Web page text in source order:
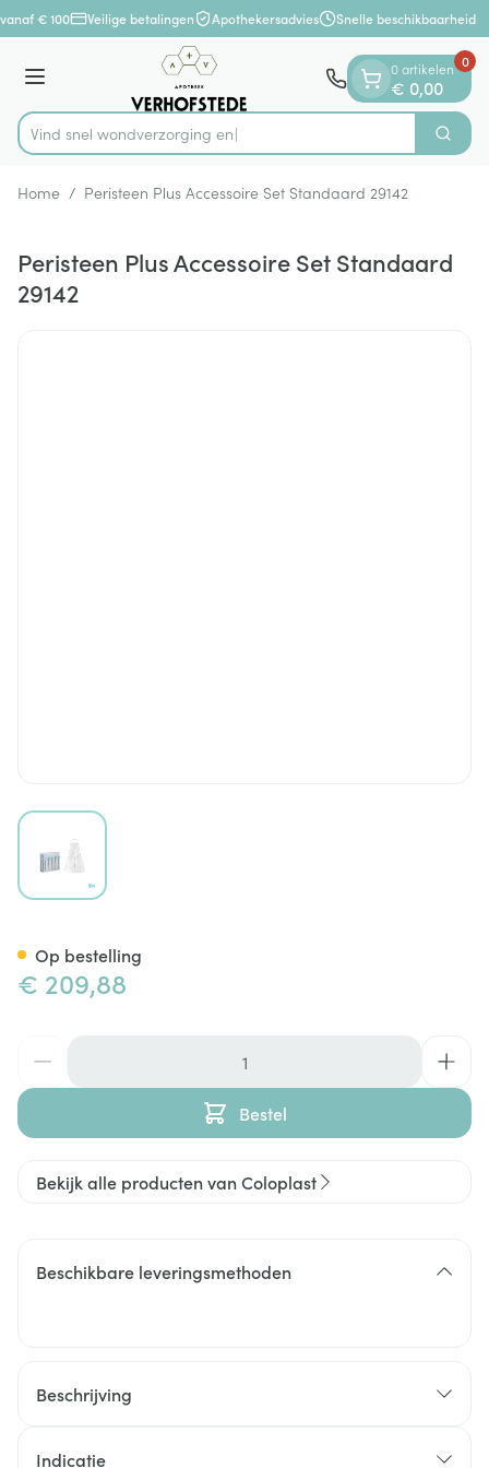
Ga naar de inhoud
1 van 1
€ 100 Veilige betalingen Apothekersadvies Snelle beschikbaarheid
Menu
Product, merk, categorie...
Vind snel wondverzo Zoek
0 artikelen
€ 0,00
0
Home / Peristeen Plus Accessoire Set Standaard 29142
Peristeen Plus Accessoire Set Standaard
29142
View larger image
€ 209,88
Bestel
Op bestelling
Bekijk alle producten van Coloplast
Beschikbare leveringsmethoden
Beschrijving
Indicatie